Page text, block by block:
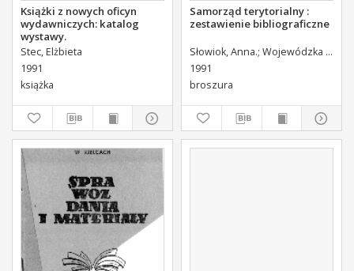
Książki z nowych oficyn
wydawniczych: katalog
wystawy.
Stec, Elżbieta
1991
książka
Samorząd terytorialny :
zestawienie bibliograficzne
Słowiok, Anna. Wojewódzka Biblioteka Publiczna w Kielcach. Dział Informacyjno-Bibliograficzny.
1991
broszura